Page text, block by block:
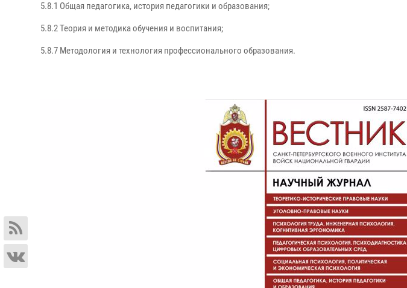
5.8.1 Общая педагогика, история педагогики и образования;
5.8.2 Теория и методика обучения и воспитания;
5.8.7 Методология и технология профессионального образования.